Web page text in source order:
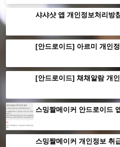
샤샤샷 앱 개인정보처리방
[안드로이드] 아르미 개인
[안드로이드] 채채알람 개
스밍짤메이커 안드로이드
스밍짤메이커 개인정보 취